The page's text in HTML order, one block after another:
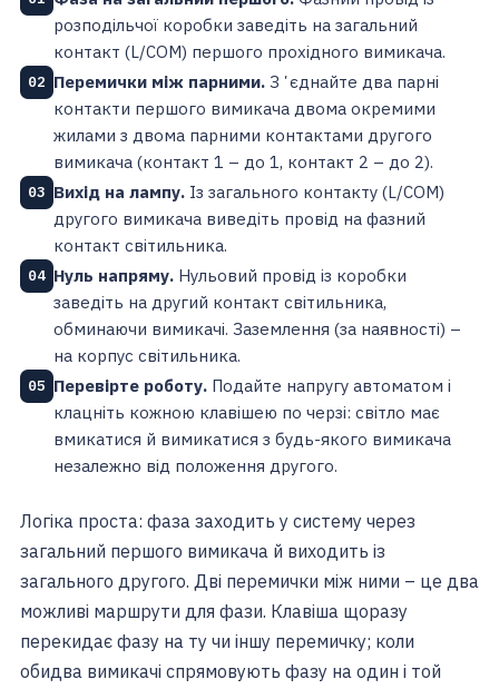
розподільчої коробки заведіть на загальний
контакт (L/COM) першого прохідного вимикача.
02 Перемички між парними. Зʼєднайте два парні
контакти першого вимикача двома окремими
жилами з двома парними контактами другого
вимикача (контакт 1 – до 1, контакт 2 – до 2).
03 Вихід на лампу. Із загального контакту (L/COM)
другого вимикача виведіть провід на фазний
контакт світильника.
04 Нуль напряму. Нульовий провід із коробки
заведіть на другий контакт світильника,
обминаючи вимикачі. Заземлення (за наявності) –
на корпус світильника.
05 Перевірте роботу. Подайте напругу автоматом і
клацніть кожною клавішею по черзі: світло має
вмикатися й вимикатися з будь-якого вимикача
незалежно від положення другого.
Логіка проста: фаза заходить у систему через
загальний першого вимикача й виходить із
загального другого. Дві перемички між ними – це два
можливі маршрути для фази. Клавіша щоразу
перекидає фазу на ту чи іншу перемичку; коли
обидва вимикачі спрямовують фазу на один і той